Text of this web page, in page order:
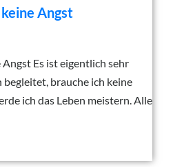
Angst
Es ist eigentlich sehr
brauche ich keine
ich das Leben meistern. Alle